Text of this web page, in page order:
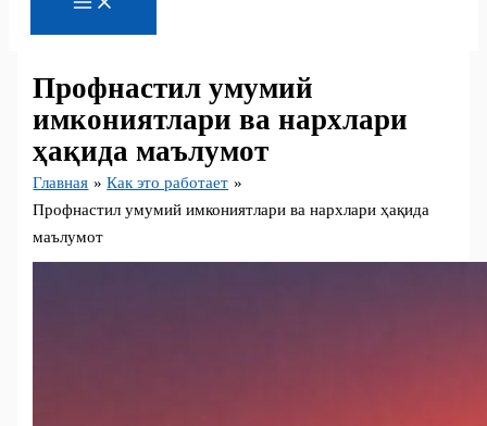
Профнастил умумий
имкониятлари ва нархлари
ҳақида маълумот
Главная
Как это работает
Профнастил умумий имкониятлари ва нархлари ҳақида
маълумот